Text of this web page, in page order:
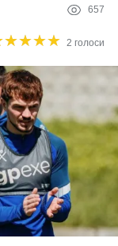
657
★★★★
★★★★ 2 голоси